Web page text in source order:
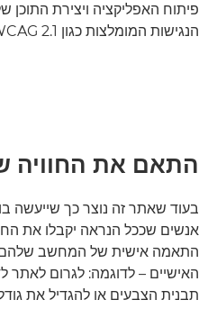
פיתוח האפליקציה ויצירת התוכן
הנגישות המומלצות כגון WCAG 2.1 ותקן ISO 30071-1.
התאם את החוויה
בעוד שאתר זה נוצר כך שייעשה
אנשים שככל הנראה יקבלו את
התאמה אישית של המחשב שלהם
האישיים – לדוגמה: לגרום לאתר
תבנית הצבעים או להגדיל את